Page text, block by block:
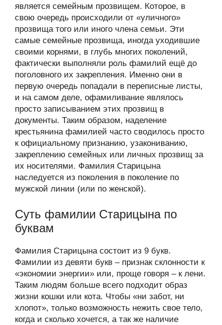
является семейным прозвищем. Которое, в
свою очередь происходили от «уличного»
прозвища того или иного члена семьи. Эти
самые семейные прозвища, иногда уходившие
своими корнями, в глубь многих поколений,
фактически выполняли роль фамилий ещё до
поголовного их закрепления. Именно они в
первую очередь попадали в переписные листы,
и на самом деле, офамиливание являлось
просто записыванием этих прозвищ в
документы. Таким образом, наделение
крестьянина фамилией часто сводилось просто
к официальному признанию, узакониванию,
закреплению семейных или личных прозвищ за
их носителями. Фамилия Старицына
наследуется из поколения в поколение по
мужской линии (или по женской).
Суть фамилии Старицына по
буквам
Фамилия Старицына состоит из 9 букв.
Фамилии из девяти букв – признак склонности к
«экономии энергии» или, проще говоря – к лени.
Таким людям больше всего подходит образ
жизни кошки или кота. Чтобы «ни забот, ни
хлопот», только возможность нежить свое тело,
когда и сколько хочется, а так же наличие